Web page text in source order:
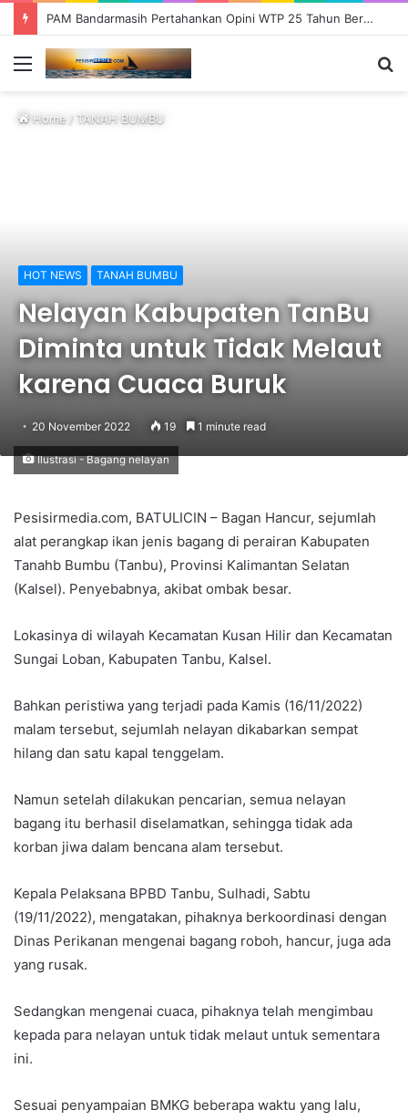
PAM Bandarmasih Pertahankan Opini WTP 25 Tahun Berturut-turut, Fokus Tingkatkan Pelayanan dan Transparansi
Menu
Home/ TANAH BUMBU
HOT NEWS TANAH BUMBU
Nelayan Kabupaten TanBu
Diminta untuk Tidak Melaut
karena Cuaca Buruk
20 November 2022 19 1 minute read
Ilustrasi - Bagang nelayan
Pesisirmedia.com, BATULICIN – Bagan Hancur, sejumlah
alat perangkap ikan jenis bagang di perairan Kabupaten
Tanahb Bumbu (Tanbu), Provinsi Kalimantan Selatan
(Kalsel). Penyebabnya, akibat ombak besar.
Lokasinya di wilayah Kecamatan Kusan Hilir dan Kecamatan
Sungai Loban, Kabupaten Tanbu, Kalsel.
Bahkan peristiwa yang terjadi pada Kamis (16/11/2022)
malam tersebut, sejumlah nelayan dikabarkan sempat
hilang dan satu kapal tenggelam.
Namun setelah dilakukan pencarian, semua nelayan
bagang itu berhasil diselamatkan, sehingga tidak ada
korban jiwa dalam bencana alam tersebut.
Kepala Pelaksana BPBD Tanbu, Sulhadi, Sabtu
(19/11/2022), mengatakan, pihaknya berkoordinasi dengan
Dinas Perikanan mengenai bagang roboh, hancur, juga ada
yang rusak.
Sedangkan mengenai cuaca, pihaknya telah mengimbau
kepada para nelayan untuk tidak melaut untuk sementara
ini.
Sesuai penyampaian BMKG beberapa waktu yang lalu,